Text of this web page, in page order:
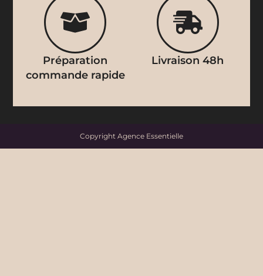
Préparation
commande rapide
Livraison 48h
Copyright Agence Essentielle